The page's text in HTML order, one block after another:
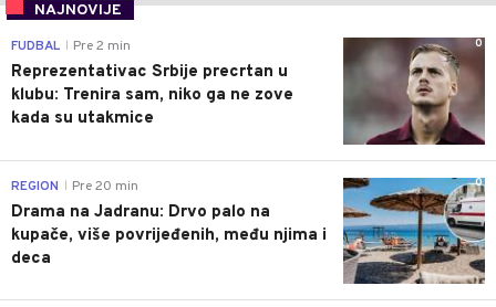
NAJNOVIJE
0
FUDBAL Pre 2 min
Reprezentativac Srbije precrtan u
klubu: Trenira sam, niko ga ne zove
kada su utakmice
0
REGION Pre 20 min
Drama na Jadranu: Drvo palo na
kupače, više povrijeđenih, među njima i
deca